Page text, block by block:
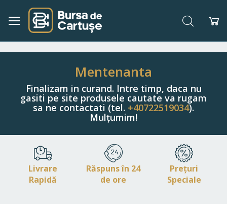
Navigați
Conținut
Căutare
Mentenanta
Finalizam in curand. Intre timp, daca nu
gasiti pe site produsele cautate va rugam
sa ne contactati (tel. +40722519034).
Mulțumim!
Livrare
Rapidă
Răspuns în 24
de ore
Prețuri
Speciale